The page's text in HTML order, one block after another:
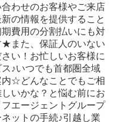
わせのお客様やご来店
の情報を提供すること
費用の分割払いにも対
★また、保証人のいない
い！お忙しいお客様に
♪いつでも首都圏全域
内☆どんなことでもご相
いかな？と悩む前にお
エージェントグループ
ットの手続♪引越し業